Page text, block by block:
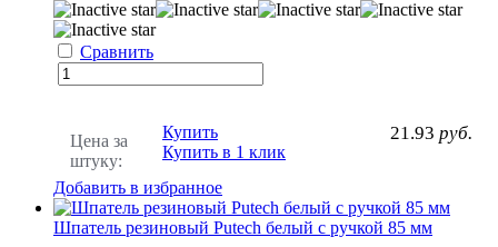
Сравнить
Цена за
штуку:
21.93 руб.
Купить
Купить в 1 клик
Добавить в избранное
Шпатель резиновый Putech белый с ручкой 85 мм